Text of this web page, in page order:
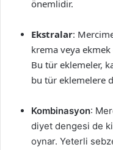
önemlidir.
Ekstralar:
krema veya
Bu tür eklemeler,
bu tür eklemelere
Kombinasyon:
diyet dengesi de
oynar. Yeterli